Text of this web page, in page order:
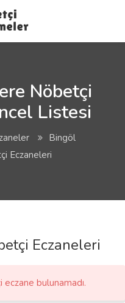
Nöbetçi
Listesi
Bingöl
Eczaneleri
Eczaneleri
bulunamadı.